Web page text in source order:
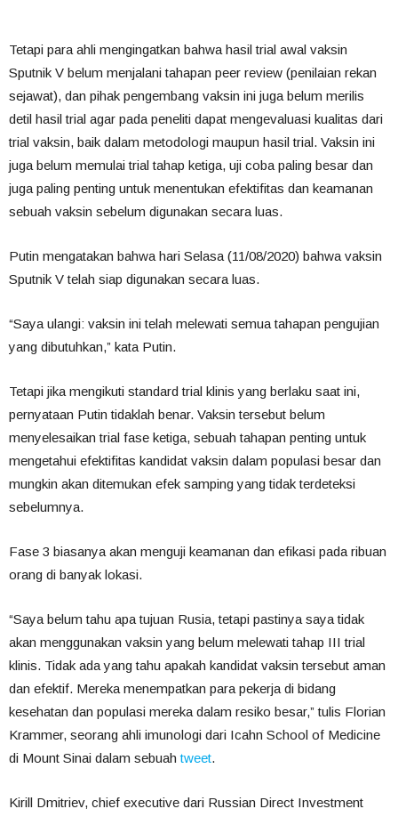
Tetapi para ahli mengingatkan bahwa hasil trial awal vaksin
Sputnik V belum menjalani tahapan peer review (penilaian rekan
sejawat), dan pihak pengembang vaksin ini juga belum merilis
detil hasil trial agar pada peneliti dapat mengevaluasi kualitas dari
trial vaksin, baik dalam metodologi maupun hasil trial. Vaksin ini
juga belum memulai trial tahap ketiga, uji coba paling besar dan
juga paling penting untuk menentukan efektifitas dan keamanan
sebuah vaksin sebelum digunakan secara luas.
Putin mengatakan bahwa hari Selasa (11/08/2020) bahwa vaksin
Sputnik V telah siap digunakan secara luas.
“Saya ulangi: vaksin ini telah melewati semua tahapan pengujian
yang dibutuhkan,” kata Putin.
Tetapi jika mengikuti standard trial klinis yang berlaku saat ini,
pernyataan Putin tidaklah benar. Vaksin tersebut belum
menyelesaikan trial fase ketiga, sebuah tahapan penting untuk
mengetahui efektifitas kandidat vaksin dalam populasi besar dan
mungkin akan ditemukan efek samping yang tidak terdeteksi
sebelumnya.
Fase 3 biasanya akan menguji keamanan dan efikasi pada ribuan
orang di banyak lokasi.
“Saya belum tahu apa tujuan Rusia, tetapi pastinya saya tidak
akan menggunakan vaksin yang belum melewati tahap III trial
klinis. Tidak ada yang tahu apakah kandidat vaksin tersebut aman
dan efektif. Mereka menempatkan para pekerja di bidang
kesehatan dan populasi mereka dalam resiko besar,” tulis Florian
Krammer, seorang ahli imunologi dari Icahn School of Medicine
di Mount Sinai dalam sebuahtweet.
Kirill Dmitriev, chief executive dari Russian Direct Investment